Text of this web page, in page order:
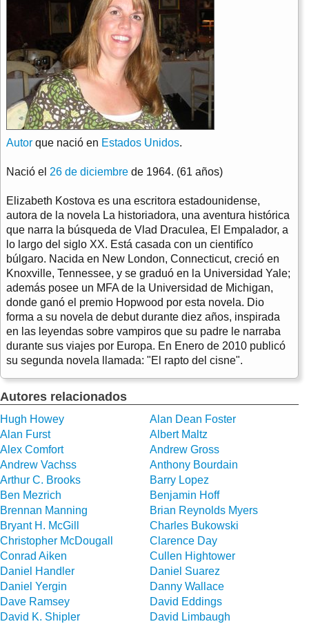
Autor que nació en Estados Unidos.
Nació el 26 de diciembre de 1964. (61 años)
Elizabeth Kostova es una escritora estadounidense,
autora de la novela La historiadora, una aventura histórica
que narra la búsqueda de Vlad Draculea, El Empalador, a
lo largo del siglo XX. Está casada con un cientifíco
búlgaro. Nacida en New London, Connecticut, creció en
Knoxville, Tennessee, y se graduó en la Universidad Yale;
además posee un MFA de la Universidad de Michigan,
donde ganó el premio Hopwood por esta novela. Dio
forma a su novela de debut durante diez años, inspirada
en las leyendas sobre vampiros que su padre le narraba
durante sus viajes por Europa. En Enero de 2010 publicó
su segunda novela llamada: "El rapto del cisne".
Autores relacionados
Hugh Howey
Alan Dean Foster
Alan Furst
Albert Maltz
Alex Comfort
Andrew Gross
Andrew Vachss
Anthony Bourdain
Arthur C. Brooks
Barry Lopez
Ben Mezrich
Benjamin Hoff
Brennan Manning
Brian Reynolds Myers
Bryant H. McGill
Charles Bukowski
Christopher McDougall
Clarence Day
Conrad Aiken
Cullen Hightower
Daniel Handler
Daniel Suarez
Daniel Yergin
Danny Wallace
Dave Ramsey
David Eddings
David K. Shipler
David Limbaugh